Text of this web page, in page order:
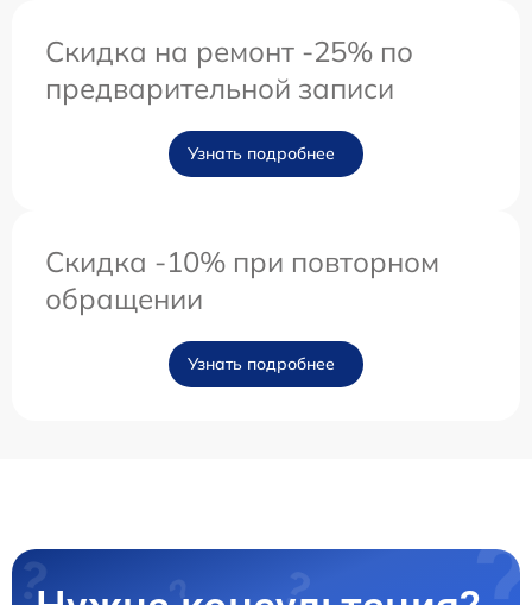
Скидка на ремонт -25% по
предварительной записи
Узнать подробнее
Скидка -10% при повторном
обращении
Узнать подробнее